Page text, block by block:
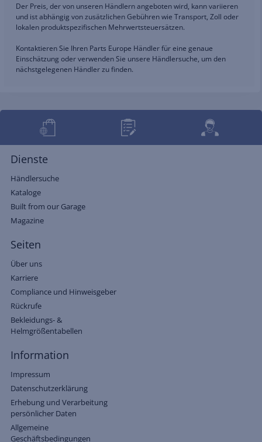
Der Preis, der von unseren Händlern angeboten wird, kann variieren
und ist abhängig von zusätzlichen Gebühren wie Transport, Zoll oder
lokalen produktspezifischen Mehrwertsteuersätzen.
Kontaktieren Sie Ihren Parts Europe Händler für eine genaue
Einschätzung oder verwenden Sie unsere Händlersuche, um den
nächstgelegenen Händler zu finden.
Dienste
Händlersuche
Kataloge
Built from our Garage
Magazine
Seiten
Über uns
Karriere
Compliance und Hinweisgeber
Rückrufe
Bekleidungs- &
Helmgrößentabellen
Information
Impressum
Datenschutzerklärung
Erhebung und Verarbeitung
persönlicher Daten
Allgemeine
Geschäftsbedingungen